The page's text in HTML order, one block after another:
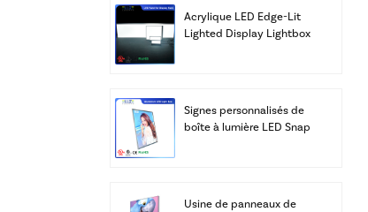
Acrylique LED Edge-Lit
Lighted Display Lightbox
Signes personnalisés de
boîte à lumière LED Snap
Usine de panneaux de